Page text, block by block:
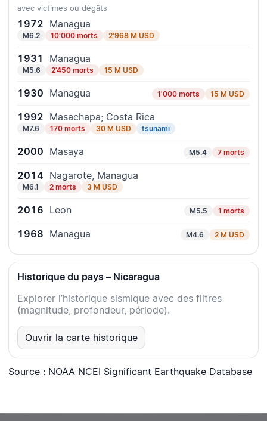
avec victimes ou dégâts
1972 Managua
M6.2 10'000 morts 2'968 M USD
1931 Managua
M5.6 2'450 morts 15 M USD
1930 Managua 1'000 morts 15 M USD
1992 Masachapa; Costa Rica
M7.6 170 morts 30 M USD tsunami
2000 Masaya M5.4 7 morts
2014 Nagarote, Managua
M6.1 2 morts 3 M USD
2016 Leon M5.5 1 morts
1968 Managua M4.6 2 M USD
Historique du pays – Nicaragua
Explorer l’historique sismique avec des filtres
(magnitude, profondeur, période).
Ouvrir la carte historique
Source : NOAA NCEI Significant Earthquake Database